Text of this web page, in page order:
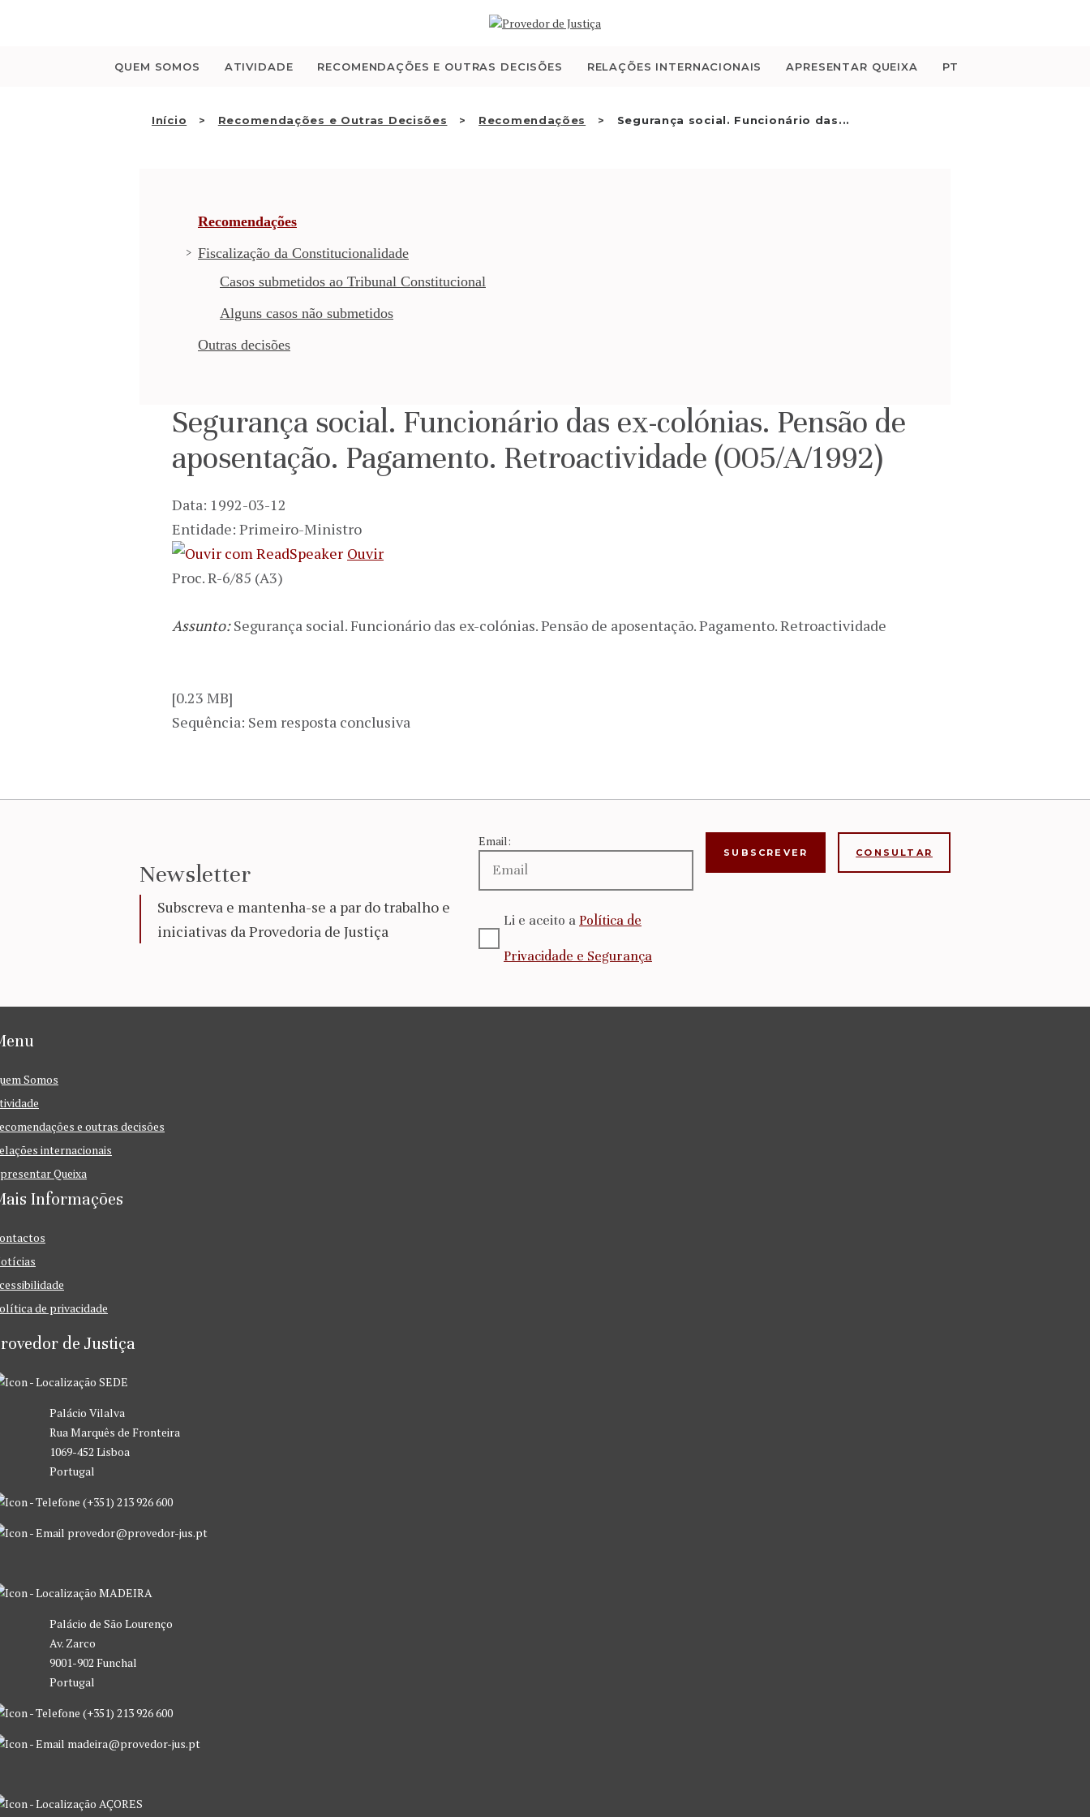
QUEM SOMOS ATIVIDADE RECOMENDAÇÕES E OUTRAS DECISÕES RELAÇÕES INTERNACIONAIS APRESENTAR QUEIXA PT
Início Recomendações e Outras Decisões Recomendações Segurança social. Funcionário das...
QUEM SOMOS
ATIVIDADE
RECOMENDAÇÕES E
APRESENTAR QUEIXA
Recomendações
Fiscalização da Constitucionalidade
Casos submetidos ao Tribunal Constitucional
Alguns casos não submetidos
Outras decisões
Segurança social. Funcionário das ex-colónias. Pensão de
aposentação. Pagamento. Retroactividade (005/A/1992)
Data: 1992-03-12
Entidade: Primeiro-Ministro
Ouvir
Proc. R-6/85 (A3)
Assunto:Segurança social. Funcionário das ex-colónias. Pensão de aposentação. Pagamento. Retroactividade
[0.23 MB]
Sequência: Sem resposta conclusiva
Newsletter
Subscreva e mantenha-se a par do trabalho e
iniciativas da Provedoria de Justiça
Email:
Li e aceito a Política de
Privacidade e Segurança
CONSULTAR
Somos
e outras decisões
internacionais
Queixa
Informações
de privacidade
de Justiça
SEDE
Palácio Vilalva
Rua Marquês de Fronteira
1069-452 Lisboa
Portugal
(+351) 213 926 600
provedor@provedor-jus.pt
MADEIRA
Palácio de São Lourenço
Av. Zarco
9001-902 Funchal
Portugal
(+351) 213 926 600
madeira@provedor-jus.pt
AÇORES